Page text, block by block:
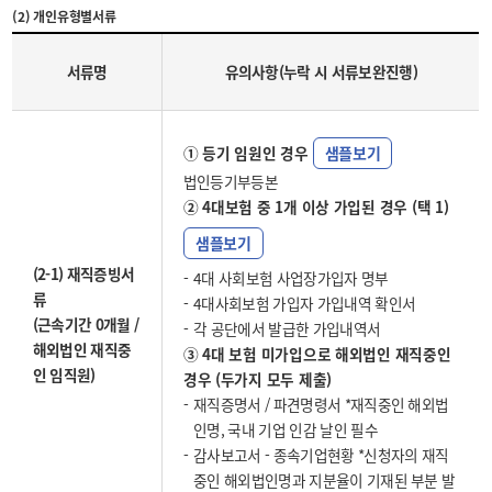
(2) 개인유형별서류
서류명 유의사항(누락 시 서류보완진행)
(2-1) 재직증빙서
류
(근속기간 0개월 /
해외법인 재직중
인 임직원)
① 등기 임원인 경우
샘플보기
법인등기부등본
② 4대보험 중 1개 이상 가입된 경우 (택 1)
샘플보기
4대 사회보험 사업장가입자 명부
4대사회보험 가입자 가입내역 확인서
각 공단에서 발급한 가입내역서
③ 4대 보험 미가입으로 해외법인 재직중인
경우 (두가지 모두 제출)
재직증명서 / 파견명령서 *재직중인 해외법
인명, 국내 기업 인감 날인 필수
감사보고서 - 종속기업현황 *신청자의 재직
중인 해외법인명과 지분율이 기재된 부분 발